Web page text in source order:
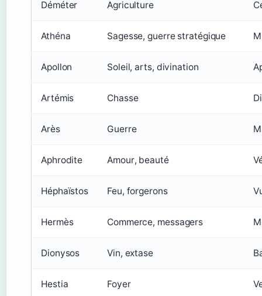
Déméter Agriculture
Athéna Sagesse, guerre stratégique
Apollon Soleil, arts, divination
Artémis Chasse
Arès Guerre
Aphrodite Amour, beauté
Héphaïstos Feu, forgerons
Hermès Commerce, messagers
Dionysos Vin, extase
Hestia Foyer